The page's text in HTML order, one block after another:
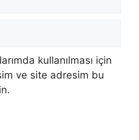
kullanılması için
ve site adresim bu